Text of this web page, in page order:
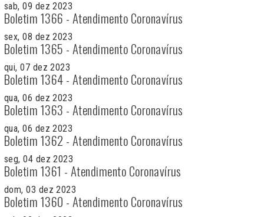
sab, 09 dez 2023
Boletim 1366 - Atendimento Coronavírus
sex, 08 dez 2023
Boletim 1365 - Atendimento Coronavírus
qui, 07 dez 2023
Boletim 1364 - Atendimento Coronavírus
qua, 06 dez 2023
Boletim 1363 - Atendimento Coronavírus
qua, 06 dez 2023
Boletim 1362 - Atendimento Coronavírus
seg, 04 dez 2023
Boletim 1361 - Atendimento Coronavírus
dom, 03 dez 2023
Boletim 1360 - Atendimento Coronavírus